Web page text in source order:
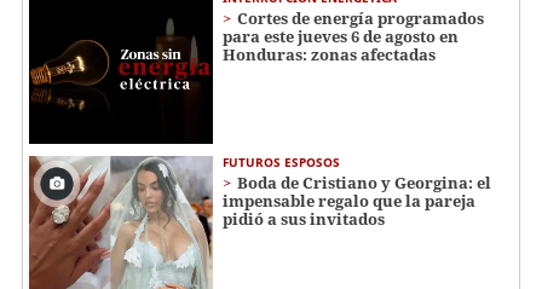
Cortes de energía programados
para este jueves 6 de agosto en
Honduras: zonas afectadas
FUTUROS ESPOSOS
Boda de Cristiano y Georgina: el
impensable regalo que la pareja
pidió a sus invitados